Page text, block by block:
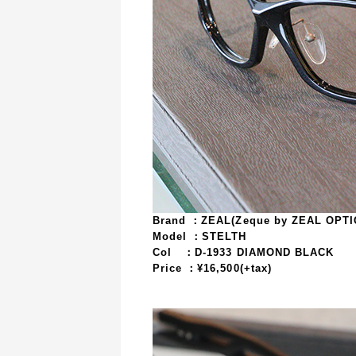
Brand ：ZEAL(Zeque by ZEAL
Model ：STELTH
Col ：D-1933 DIAMOND BLACK
Price ：¥16,500(+tax)